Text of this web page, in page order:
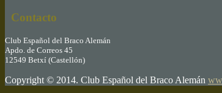
Contacto
Club Español del Braco Alemán
Apdo. de Correos 45
12549 Betxí (Castellón)
Copyright © 2014. Club Español del Braco Alemán